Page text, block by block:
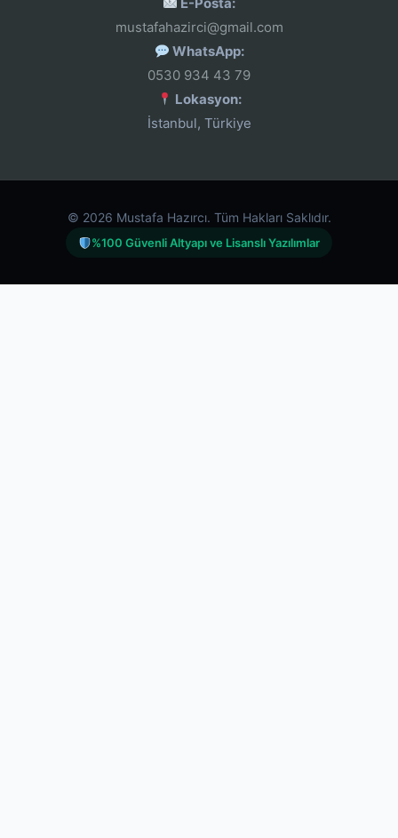
E-Posta:
mustafahazirci@gmail.com
WhatsApp:
0530 934 43 79
Lokasyon:
İstanbul, Türkiye
© 2026 Mustafa Hazırcı. Tüm Hakları Saklıdır.
%100 Güvenli Altyapı ve Lisanslı Yazılımlar